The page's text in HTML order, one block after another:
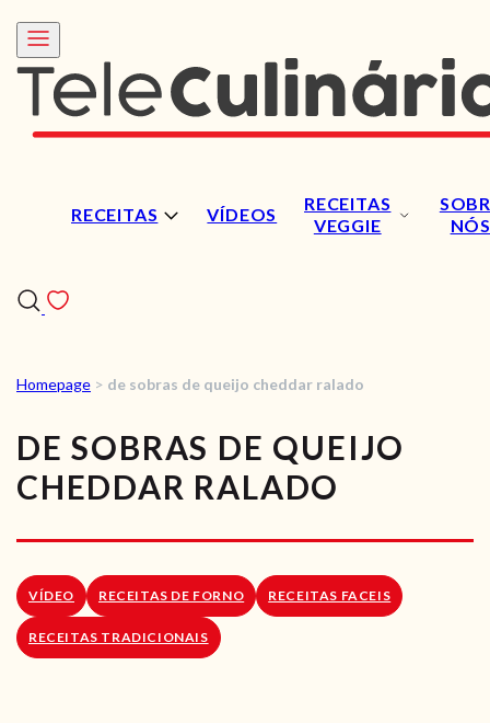
RECEITAS VÍDEOS
RECEITAS
VEGGIE
NÓS
RECEITAS
VÍDEOS
RECEITAS VEGGIE
LOJA ONLINE
Homepage > de sobras de queijo cheddar ralado
DE SOBRAS DE QUEIJO
CHEDDAR RALADO
VÍDEO RECEITAS DE FORNO RECEITAS FACEIS
RECEITAS TRADICIONAIS